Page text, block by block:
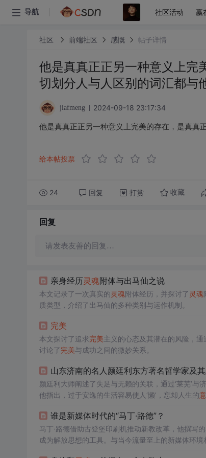
导航 社区活动 赢
社区 前端社区 感慨 帖子详情
他是真真正正另一种意义上完
切划分人与人区别的词汇都与
jiafmeng 2024-09-18 23:17:34
他是真真正正另一种意义上完美的存在，是真真
给本帖投票
24 回复 打赏 收藏
回复
请发表友善的回复…
亲身经历灵魂附体与出马仙之说
本文记录了一次真实的灵魂附体经历，并探讨了 灵魂
质类型，介绍了出马仙的多种类别与运作机制。
完美
本文探讨了追求完美主义的心态及其潜在的风险，
讨论了完美与成功之间的微妙关系。
山东济南的名人颜廷利东方著名哲学家及
颜廷利大师阐述了失足与无赖的关联，通过‘莱芜’与
他指出，过于安逸的生活容易使人‘懒’，忘却人生的
件背后的警示，强调了思想与 灵魂不可懒惰的重要性。
谁是新媒体时代的“马丁·路德”？
马丁·路德借助古登堡印刷机推动新教改革，他撰写
成为解放思想的工具。与当今流量至上的新媒体环境